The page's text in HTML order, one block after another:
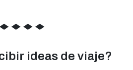
◆ ◆ ◆ ◆
ideas de viaje?